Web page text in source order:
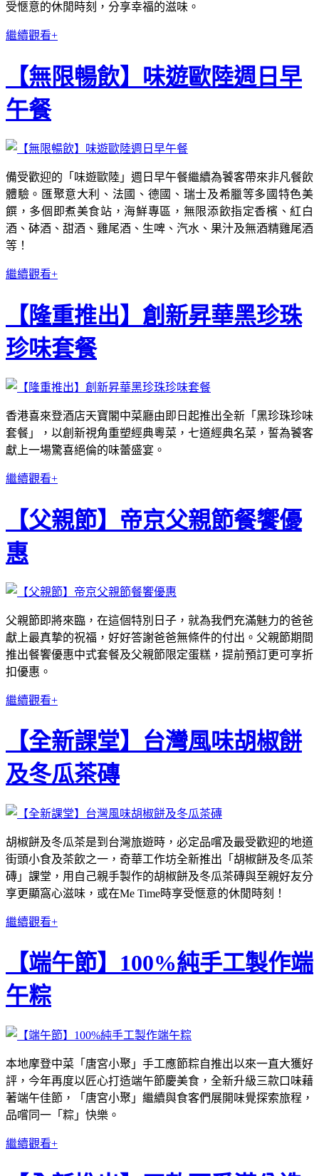
受愜意的休閒時刻，分享幸福的滋味。
繼續觀看+
【無限暢飲】味遊歐陸週日早
午餐
備受歡迎的「味遊歐陸」週日早午餐繼續為饕客帶來非凡餐飲
體驗。匯聚意大利、法國、德國、瑞士及希臘等多國特色美
饌，多個即煮美食站，海鮮專區，無限添飲指定香檳、紅白
酒、砵酒、甜酒、雞尾酒、生啤、汽水、果汁及無酒精雞尾酒
等！
繼續觀看+
【隆重推出】創新昇華黑珍珠
珍味套餐
香港喜來登酒店天寶閣中菜廳由即日起推出全新「黑珍珠珍味
套餐」，以創新視角重塑經典粵菜，七道經典名菜，誓為饕客
獻上一場驚喜絕倫的味蕾盛宴。
繼續觀看+
【父親節】帝京父親節餐饗優
惠
父親節即將來臨，在這個特別日子，就為我們充滿魅力的爸爸
獻上最真摯的祝福，好好答謝爸爸無條件的付出。父親節期間
推出餐饗優惠中式套餐及父親節限定蛋糕，提前預訂更可享折
扣優惠。
繼續觀看+
【全新課堂】台灣風味胡椒餅
及冬瓜茶磚
胡椒餅及冬瓜茶是到台灣旅遊時，必定品嚐及最受歡迎的地道
街頭小食及茶飲之一，奇華工作坊全新推出「胡椒餅及冬瓜茶
磚」課堂，用自己親手製作的胡椒餅及冬瓜茶磚與至親好友分
享更顯窩心滋味，或在Me Time時享受愜意的休閒時刻！
繼續觀看+
【端午節】100%純手工製作端
午粽
本地摩登中菜「唐宮小聚」手工應節粽自推出以來一直大獲好
評，今年再度以匠心打造端午節慶美食，全新升級三款口味藉
著端午佳節，「唐宮小聚」繼續與食客們展開味覺探索旅程，
品嚐同一「粽」快樂。
繼續觀看+